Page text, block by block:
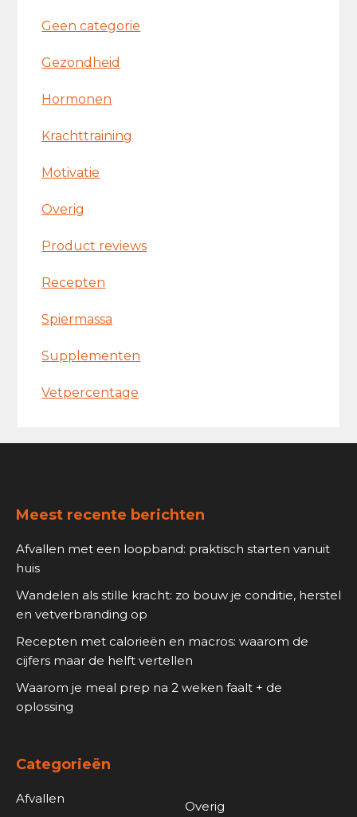
Geen categorie
Gezondheid
Hormonen
Krachttraining
Motivatie
Overig
Product reviews
Recepten
Spiermassa
Supplementen
Vetpercentage
Meest recente berichten
Afvallen met een loopband: praktisch starten vanuit
huis
Wandelen als stille kracht: zo bouw je conditie, herstel
en vetverbranding op
Recepten met calorieën en macros: waarom de
cijfers maar de helft vertellen
Waarom je meal prep na 2 weken faalt + de
oplossing
Categorieën
Afvallen
Overig